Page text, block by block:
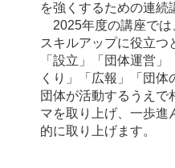
を強くするための連続
2025年度の講座では
スキルアップに役立つ
「設立」「団体運営
くり」「広報」「団体
団体が活動するうえで
マを取り上げ、一歩進
的に取り上げます。